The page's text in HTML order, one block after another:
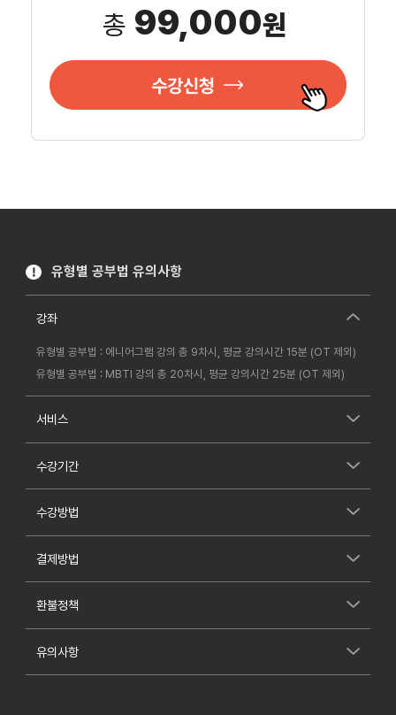
총 99,000원
유형별 공부법 유의사항
강좌
유형별 공부법 : 에니어그램 강의 총 9차시, 평균 강의시간 15분 (OT 제외)
유형별 공부법 : MBTI 강의 총 20차시, 평균 강의시간 25분 (OT 제외)
서비스
수강기간
수강방법
결제방법
환불정책
유의사항